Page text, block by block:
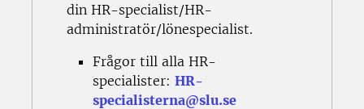
din HR-specialist/HR-
administratör/lönespecialist.
Frågor till alla HR-
specialister: HR-
specialisterna@slu.se